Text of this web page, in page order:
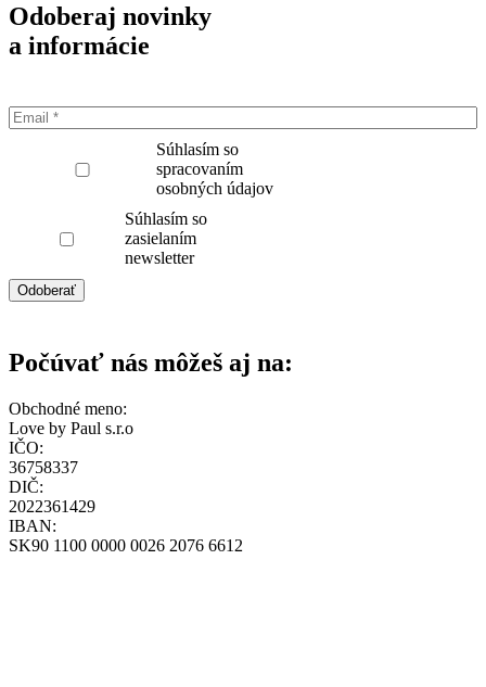
Odoberaj novinky
a informácie
Súhlasím so
spracovaním
osobných údajov
Súhlasím so
zasielaním
newsletter
Odoberať
Počúvať nás môžeš aj na:
Obchodné meno:
Love by Paul s.r.o
IČO:
36758337
DIČ:
2022361429
IBAN:
SK90 1100 0000 0026 2076 6612